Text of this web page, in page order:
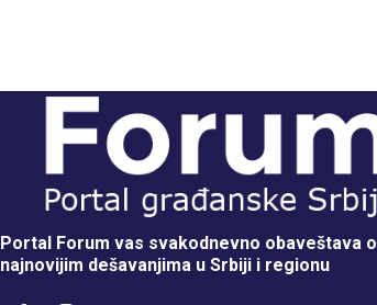
Portal Forum vas svakodnevno obaveštava o
najnovijim dešavanjima u Srbiji i regionu